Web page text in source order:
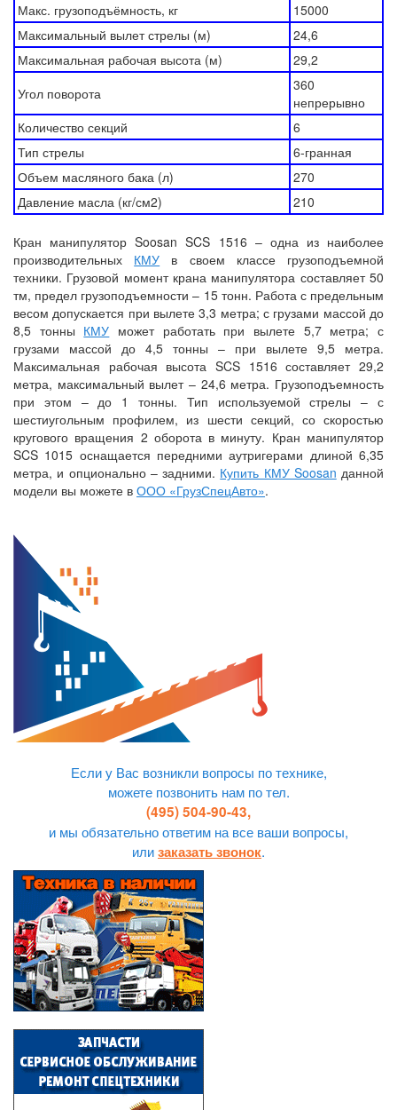
Макс. грузоподъёмность, кг
15000
Максимальный вылет стрелы (м)
24,6
Максимальная рабочая высота (м)
29,2
Угол поворота
360
непрерывно
Количество секций
6
Тип стрелы
6-гранная
Объем масляного бака (л)
270
Давление масла (кг/см2)
210
Кран манипулятор Soosan SCS 1516 – одна из наиболее
производительных КМУ в своем классе грузоподъемной
техники. Грузовой момент крана манипулятора составляет 50
тм, предел грузоподъемности – 15 тонн. Работа с предельным
весом допускается при вылете 3,3 метра; с грузами массой до
8,5 тонны КМУ может работать при вылете 5,7 метра; с
грузами массой до 4,5 тонны – при вылете 9,5 метра.
Максимальная рабочая высота SCS 1516 составляет 29,2
метра, максимальный вылет – 24,6 метра. Грузоподъемность
при этом – до 1 тонны. Тип используемой стрелы – с
шестиугольным профилем, из шести секций, со скоростью
кругового вращения 2 оборота в минуту. Кран манипулятор
SCS 1015 оснащается передними аутригерами длиной 6,35
метра, и опционально – задними. Купить КМУ Soosan данной
модели вы можете в ООО «ГрузСпецАвто».
Если у Вас возникли вопросы по технике,
можете позвонить нам по тел.
(495) 504-90-43,
и мы обязательно ответим на все ваши вопросы,
илизаказать звонок.